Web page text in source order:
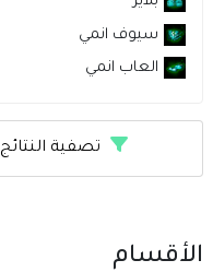
سيوف انمي
العاب انمي
تصفية النتائج
الأقسام